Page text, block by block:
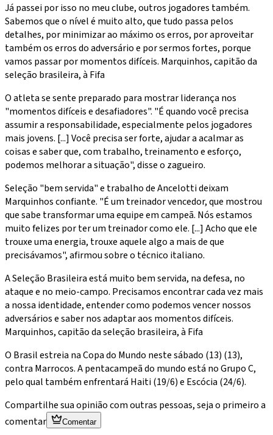
Já passei por isso no meu clube, outros jogadores também.
Sabemos que o nível é muito alto, que tudo passa pelos
detalhes, por minimizar ao máximo os erros, por aproveitar
também os erros do adversário e por sermos fortes, porque
vamos passar por momentos difíceis. Marquinhos, capitão da
seleção brasileira, à Fifa
O atleta se sente preparado para mostrar liderança nos
"momentos difíceis e desafiadores". "É quando você precisa
assumir a responsabilidade, especialmente pelos jogadores
mais jovens. [...] Você precisa ser forte, ajudar a acalmar as
coisas e saber que, com trabalho, treinamento e esforço,
podemos melhorar a situação", disse o zagueiro.
Seleção "bem servida" e trabalho de Ancelotti deixam
Marquinhos confiante. "É um treinador vencedor, que mostrou
que sabe transformar uma equipe em campeã. Nós estamos
muito felizes por ter um treinador como ele. [...] Acho que ele
trouxe uma energia, trouxe aquele algo a mais de que
precisávamos", afirmou sobre o técnico italiano.
A Seleção Brasileira está muito bem servida, na defesa, no
ataque e no meio-campo. Precisamos encontrar cada vez mais
a nossa identidade, entender como podemos vencer nossos
adversários e saber nos adaptar aos momentos difíceis.
Marquinhos, capitão da seleção brasileira, à Fifa
O Brasil estreia na Copa do Mundo neste sábado (13) (13),
contra Marrocos. A pentacampeã do mundo está no Grupo C,
pelo qual também enfrentará Haiti (19/6) e Escócia (24/6).
Compartilhe sua opinião com outras pessoas, seja o primeiro a
comentar
Comentar